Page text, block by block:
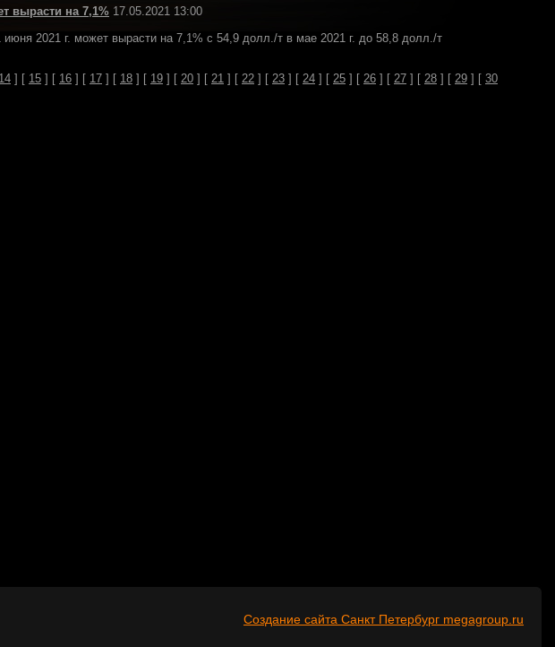
вырасти на 7,1% 17.05.2021 13:00
2021 г. может вырасти на 7,1% с 54,9 долл./т в мае 2021 г. до 58,8 долл./т
14 ] [ 15 ] [ 16 ] [ 17 ] [ 18 ] [ 19 ] [ 20 ] [ 21 ] [ 22 ] [ 23 ] [ 24 ] [ 25 ] [ 26 ] [ 27 ] [ 28 ] [ 29 ] [ 30
Создание сайта Санкт Петербург megagroup.ru